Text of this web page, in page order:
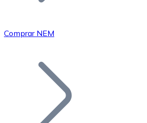
Bitcoin
Comprar NEM